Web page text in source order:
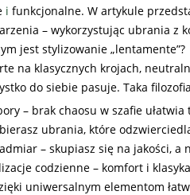
i funkcjonalne. W artykule
– wykorzystując ubrania z
jest stylizowanie „lentamente”?
na klasycznych krojach,
do siebie pasuje. Taka
– brak chaosu w szafie
ubrania, które
– skupiasz się na jakości, a
codzienne – komfort i klasyka
uniwersalnym elementom